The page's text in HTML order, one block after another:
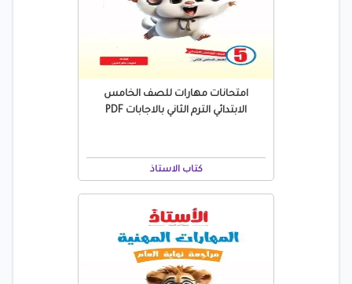
امتحانات مهارات للصف الخامس
الابتدائي الترم الثاني بالاجابات PDF
كتاب الاستاذ